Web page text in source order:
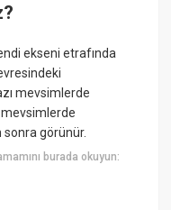
ekseni etrafında
mevsimlerde
mevsimlerde
sonra görünür.
burada okuyun: